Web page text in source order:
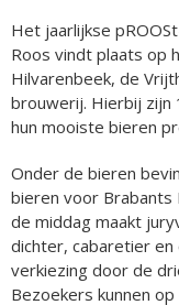
Het jaarlijkse
Roos vindt plaats op
Hilvarenbeek, de
brouwerij. Hierbij zijn
hun mooiste bieren
Onder de bieren
bieren voor Brabants
de middag maakt
dichter, cabaretier en
verkiezing door de
Bezoekers kunnen